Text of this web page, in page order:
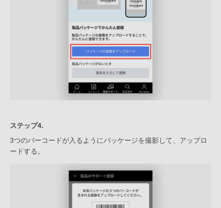
ステップ4.
3つのバーコードが入るようにパッケージを撮影して、アップロ
ードする。